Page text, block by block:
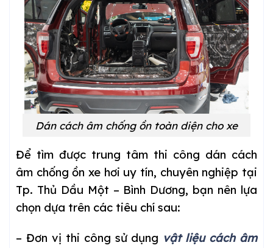
Dán cách âm chống ồn toàn diện cho xe
Để tìm được trung tâm thi công dán cách
âm chống ồn xe hơi uy tín, chuyên nghiệp tại
Tp. Thủ Dầu Một – Bình Dương, bạn nên lựa
chọn dựa trên các tiêu chí sau:
– Đơn vị thi công sử dụng vật liệu cách âm